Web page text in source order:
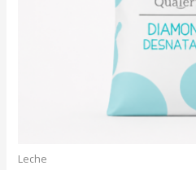
Leche